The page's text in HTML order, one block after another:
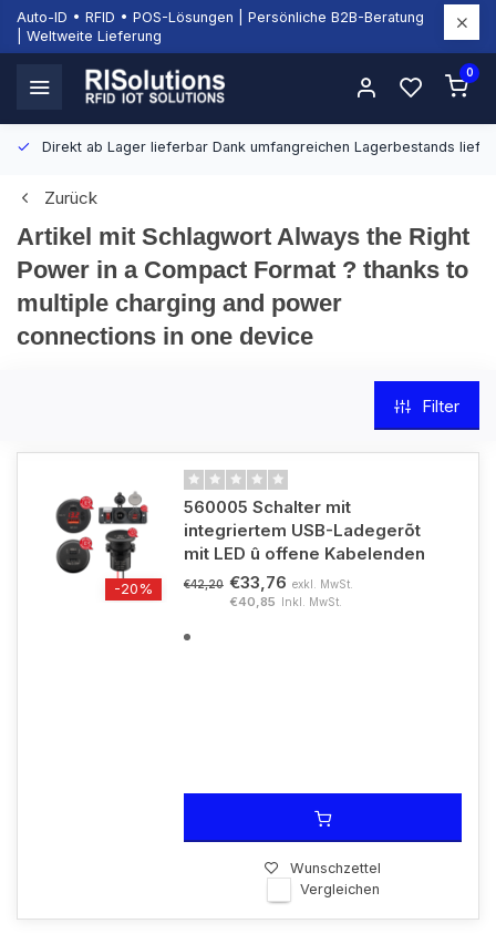
Auto-ID • RFID • POS-Lösungen | Persönliche B2B-Beratung
| Weltweite Lieferung
0
Direkt ab Lager lieferbar Dank umfangreichen Lagerbestands
Zurück
Artikel mit Schlagwort Always the Right
Power in a Compact Format ? thanks to
multiple charging and power
connections in one device
Filter
-20%
560005 Schalter mit
integriertem USB-Ladegerõt
mit LED û offene Kabelenden
€42,20 €33,76 exkl. MwSt.
€40,85 Inkl. MwSt.
Wunschzettel
Vergleichen